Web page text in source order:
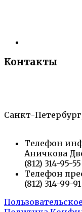
Контакты
Санкт-
Телефон
Аничкова
(812) 314-95-55
Телефон
(812) 314-99-91